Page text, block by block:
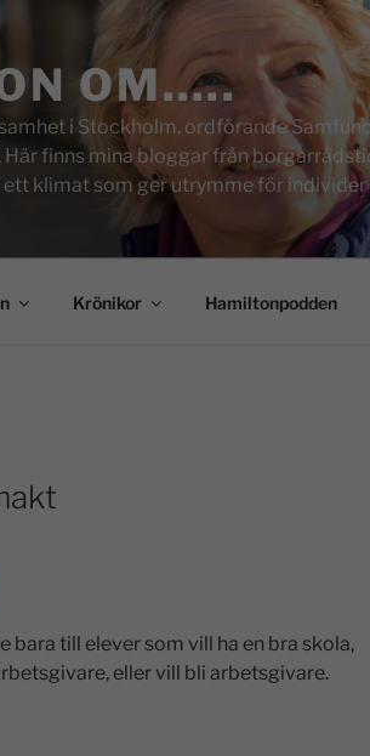
OM…..
i Stockholm, ordförande
finns mina bloggar från
klimat som ger utrymme för
Krönikor Hamiltonpodden
el
till elever som vill ha en bra skola,
eller vill bli arbetsgivare.